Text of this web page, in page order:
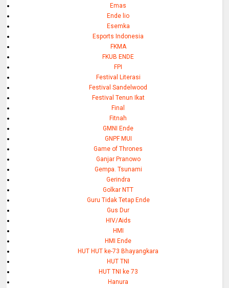
Emas
Ende lio
Esemka
Esports Indonesia
FKMA
FKUB ENDE
FPI
Festival Literasi
Festival Sandelwood
Festival Tenun Ikat
Final
Fitnah
GMNI Ende
GNPF MUI
Game of Thrones
Ganjar Pranowo
Gempa. Tsunami
Gerindra
Golkar NTT
Guru Tidak Tetap Ende
Gus Dur
HIV/Aids
HMI
HMI Ende
HUT HUT ke-73 Bhayangkara
HUT TNI
HUT TNI ke 73
Hanura